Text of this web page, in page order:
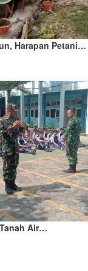
Harapan Petani…
Air…